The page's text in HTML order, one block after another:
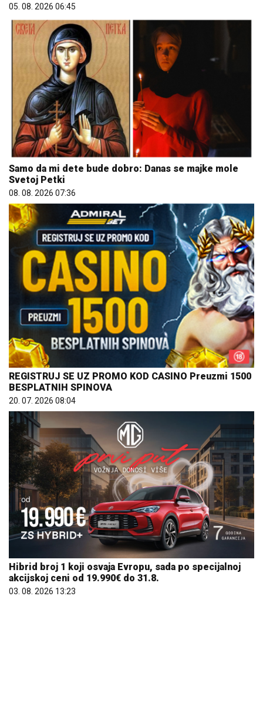
05. 08. 2026 06:45
Samo da mi dete bude dobro: Danas se majke mole
Svetoj Petki
08. 08. 2026 07:36
REGISTRUJ SE UZ PROMO KOD CASINO Preuzmi 1500
BESPLATNIH SPINOVA
20. 07. 2026 08:04
Hibrid broj 1 koji osvaja Evropu, sada po specijalnoj
akcijskoj ceni od 19.990€ do 31.8.
03. 08. 2026 13:23